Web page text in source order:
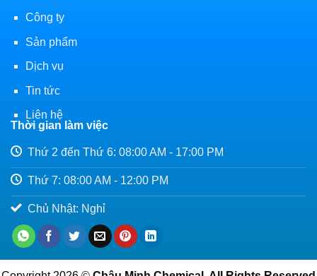
Công ty
Sản phẩm
Dịch vụ
Tin tức
Liên hệ
Thời gian làm việc
Thứ 2 đến Thứ 6: 08:00 AM - 17:00 PM
Thứ 7: 08:00 AM - 12:00 PM
Chủ Nhật: Nghỉ